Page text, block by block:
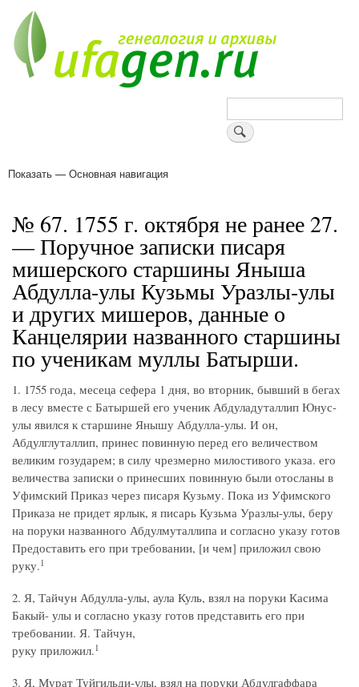
основному
содержанию
Поиск
Основная
Показать — Основная навигация
№ 67. 1755 г. октября не ранее 27.
— Поручное записки писаря
мишерского старшины Яныша
Абдулла-улы Кузьмы Уразлы-улы
и других мишеров, данные о
Канцелярии названного старшины
по ученикам муллы Батырши.
1. 1755 года, месеца сефера 1 дня, во вторник, бывший в бегах
в лесу вместе с Батыршей его ученик Абдуладуталлип Юнус-
улы явился к старшине Янышу Абдулла-улы. И он,
Абдулглуталлип, принес повинную перед его величеством
великим гозударем; в силу чрезмерно милостивого указа. его
величества записки о принесших повинную были отосланы в
Уфимский Приказ через писаря Кузьму. Пока из Уфимского
Приказа не придет ярлык, я писарь Кузьма Уразлы-улы, беру
на поруки названного Абдулмуталлипа и согласно указу готов
Предоставить его при требовании, [и чем] приложил свою
руку. 1
2. Я, Тайчун Абдулла-улы, аула Куль, взял на поруки Касима
Бакый- улы и согласно указу готов представить его при
требовании. Я. Тайчун,
руку приложил. 1
3. Я, Мурат Туйгильди-улы, взял на поруки Абдулгаффара